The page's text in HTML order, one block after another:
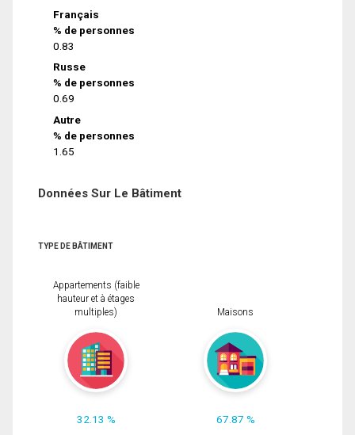
Français
% de personnes
0.83
Russe
% de personnes
0.69
Autre
% de personnes
1.65
Données Sur Le Bâtiment
TYPE DE BÂTIMENT
Appartements (faible
hauteur et à étages
multiples)
32.13 %
Maisons
67.87 %